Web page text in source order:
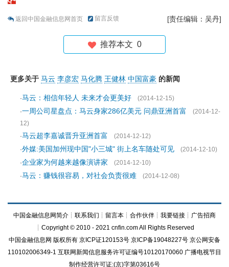
返回中国金融信息网首页 留言反馈 [责任编辑：吴丹]
推荐本文 0
更多关于 马云 李彦宏 马化腾 王健林 中国富豪 的新闻
·马云：相信年轻人 未来才会更美好
(2014-12-15)
·一周公司星盘点：马云身家286亿美元 问鼎亚洲首富
(2014-12-
12)
·马云超李嘉诚晋升亚洲首富
(2014-12-12)
·外媒:美国加州现中国"小三城" 街上名车随处可见
(2014-12-10)
·企业家为何越来越像演讲家
(2014-12-10)
·马云：赚钱很容易，对社会负责很难 (2014-12-08)
中国金融信息网简介 ┊ 联系我们 ┊ 留言本 ┊ 合作伙伴 ┊ 我要链接 ┊ 广告招商
┊Copyright © 2010 - 2021 cnfin.com All Rights Reserved
中国金融信息网 版权所有 京ICP证120153号 京ICP备19048227号 京公网安备
110102006349-1 互联网新闻信息服务许可证编号10120170060 广播电视节目
制作经营许可证:(京)字第03616号